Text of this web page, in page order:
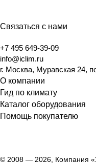
Связаться с нами
+7 495 649-39-09
info@iclim.ru
г. Москва, Муравская 24,
О компании
Гид по климату
Каталог оборудования
Помощь покупателю
© 2008 — 2026, Компания